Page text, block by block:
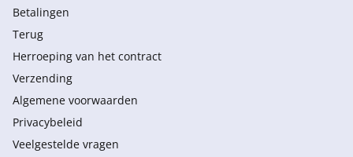
Betalingen
Terug
Herroeping van het contract
Verzending
Algemene voorwaarden
Privacybeleid
Veelgestelde vragen